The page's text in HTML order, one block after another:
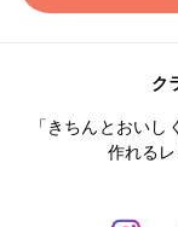
ク
「きちんとおい
作れる